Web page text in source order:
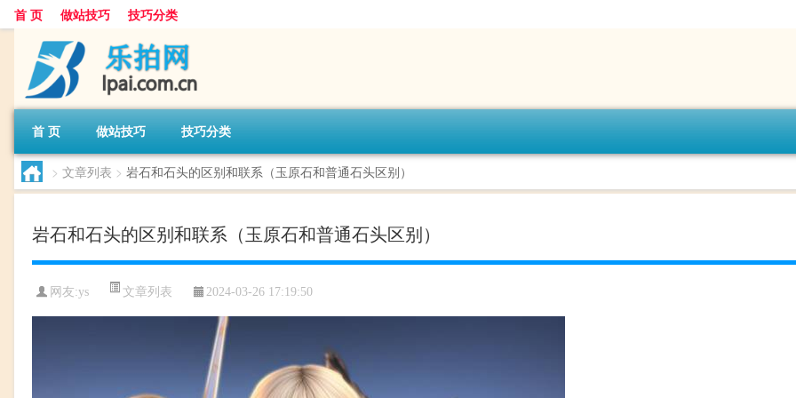
首 页 做站技巧 技巧分类
首 页 做站技巧 技巧分类
> 文章列表 > 岩石和石头的区别和联系（玉原石和普通石头区别）
岩石和石头的区别和联系（玉原石和普通石头区别）
网友:ys 文章列表 2024-03-26 17:19:50